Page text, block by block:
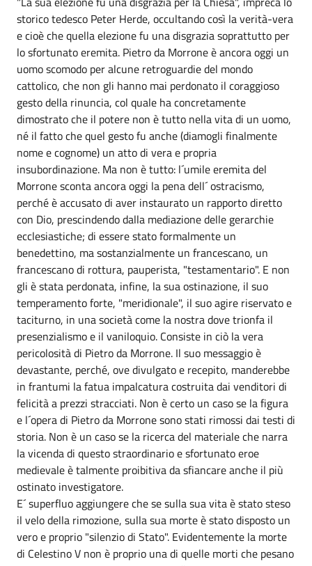
storico tedesco Peter Herde, occultando così la verità-vera
e cioè che quella elezione fu una disgrazia soprattutto per
lo sfortunato eremita. Pietro da Morrone è ancora oggi un
uomo scomodo per alcune retroguardie del mondo
cattolico, che non gli hanno mai perdonato il coraggioso
gesto della rinuncia, col quale ha concretamente
dimostrato che il potere non è tutto nella vita di un uomo,
né il fatto che quel gesto fu anche (diamogli finalmente
nome e cognome) un atto di vera e propria
insubordinazione. Ma non è tutto: l´umile eremita del
Morrone sconta ancora oggi la pena dell´ ostracismo,
perché è accusato di aver instaurato un rapporto diretto
con Dio, prescindendo dalla mediazione delle gerarchie
ecclesiastiche; di essere stato formalmente un
benedettino, ma sostanzialmente un francescano, un
francescano di rottura, pauperista, "testamentario". E non
gli è stata perdonata, infine, la sua ostinazione, il suo
temperamento forte, "meridionale", il suo agire riservato e
taciturno, in una società come la nostra dove trionfa il
presenzialismo e il vaniloquio. Consiste in ciò la vera
pericolosità di Pietro da Morrone. Il suo messaggio è
devastante, perché, ove divulgato e recepito, manderebbe
in frantumi la fatua impalcatura costruita dai venditori di
felicità a prezzi stracciati. Non è certo un caso se la figura
e l´opera di Pietro da Morrone sono stati rimossi dai testi di
storia. Non è un caso se la ricerca del materiale che narra
la vicenda di questo straordinario e sfortunato eroe
medievale è talmente proibitiva da sfiancare anche il più
ostinato investigatore.
E´ superfluo aggiungere che se sulla sua vita è stato steso
il velo della rimozione, sulla sua morte è stato disposto un
vero e proprio "silenzio di Stato". Evidentemente la morte
di Celestino V non è proprio una di quelle morti che pesano